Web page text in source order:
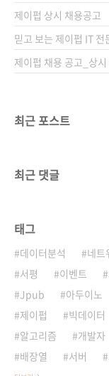
요? 기술서적은 독자가
에서 기술서적이 상위권
쉽지 않죠...
제이펍 상시 채용공고
믿고 보는 제이펍 IT
제이펍 채용 공고_상시
최근 포스트
최근 댓글
태그
데이터분석 네트
서평
이벤트
Jpub
아두이노
제이펍
빅데이터
알고리즘
개발자
배장열
서버